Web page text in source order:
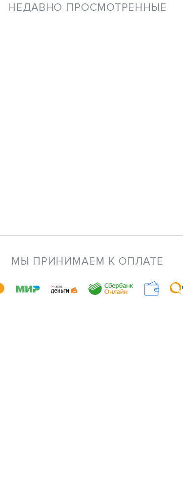
НЕДАВНО ПРОСМОТРЕННЫЕ
МЫ ПРИНИМАЕМ К ОПЛАТЕ